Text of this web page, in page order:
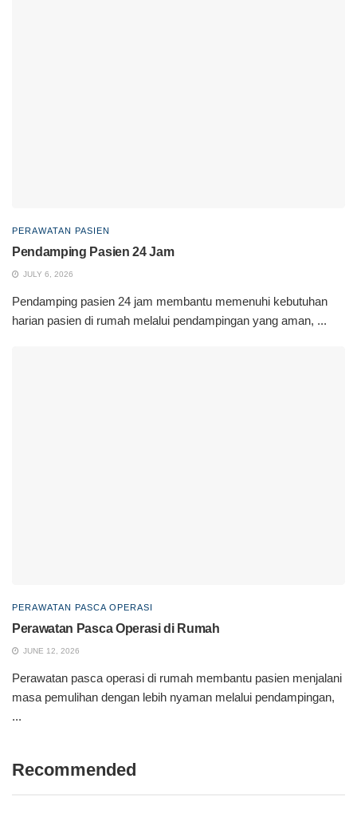
PERAWATAN PASIEN
Pendamping Pasien 24 Jam
JULY 6, 2026
Pendamping pasien 24 jam membantu memenuhi kebutuhan
harian pasien di rumah melalui pendampingan yang aman, ...
PERAWATAN PASCA OPERASI
Perawatan Pasca Operasi di Rumah
JUNE 12, 2026
Perawatan pasca operasi di rumah membantu pasien menjalani
masa pemulihan dengan lebih nyaman melalui pendampingan,
...
Recommended